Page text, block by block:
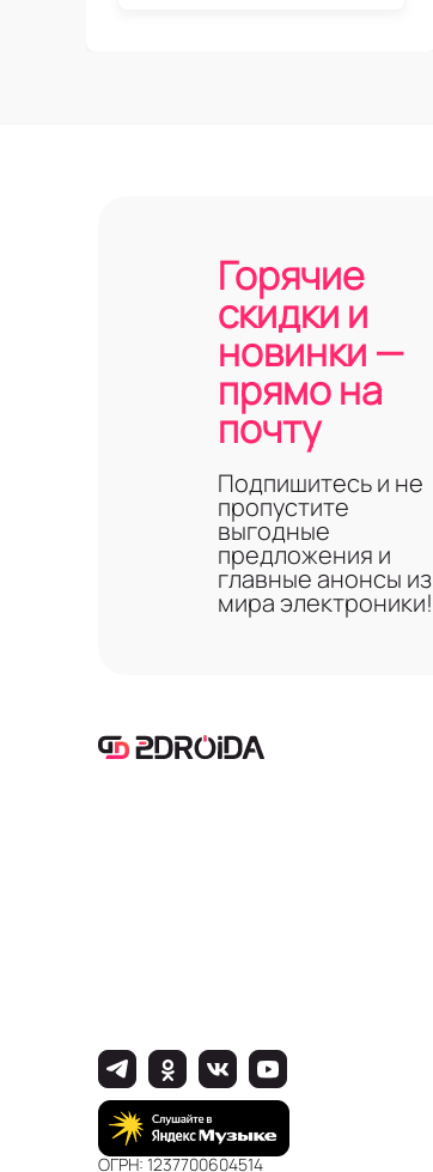
Горячие
скидки и
новинки —
прямо на
почту
Подпишитесь и не
пропустите
выгодные
предложения и
главные анонсы из
мира электроники!
ОГРН: 1237700604514